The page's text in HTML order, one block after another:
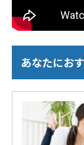
あなたにお